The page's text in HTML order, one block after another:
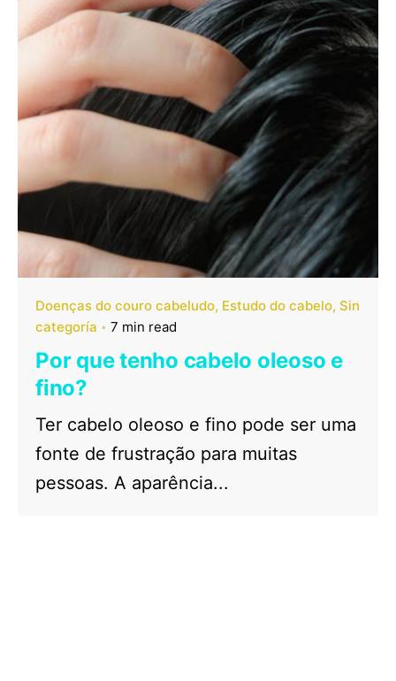
Doenças do couro cabeludo Estudo do cabelo Sin
categoría
7 min read
Por que tenho cabelo oleoso e
fino?
Ter cabelo oleoso e fino pode ser uma
fonte de frustração para muitas
pessoas. A aparência...